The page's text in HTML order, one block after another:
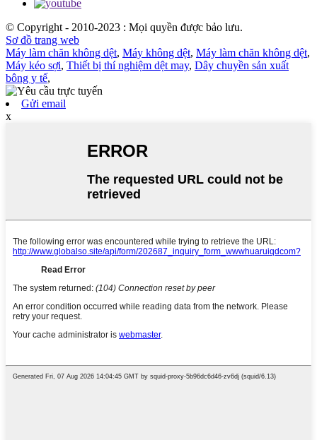
© Copyright - 2010-2023 : Mọi quyền được bảo lưu.
Sơ đồ trang web
Máy làm chăn không dệt, Máy không dệt, Máy làm chăn không dệt,
Máy kéo sợi, Thiết bị thí nghiệm dệt may, Dây chuyền sản xuất
bông y tế,
Gửi email
x